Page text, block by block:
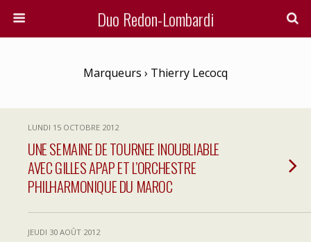
Duo Redon-Lombardi
Marqueurs › Thierry Lecocq
LUNDI 15 OCTOBRE 2012
UNE SEMAINE DE TOURNEE INOUBLIABLE
AVEC GILLES APAP ET L’ORCHESTRE
PHILHARMONIQUE DU MAROC
JEUDI 30 AOÛT 2012